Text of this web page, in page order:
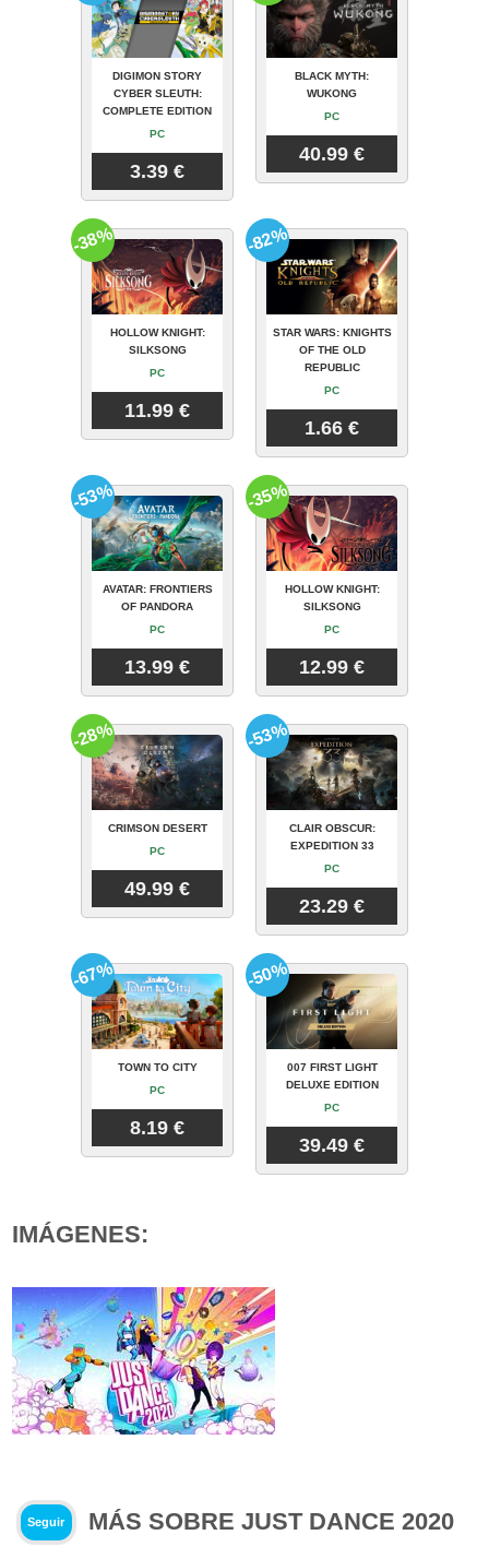
DIGIMON STORY
CYBER SLEUTH:
COMPLETE EDITION
PC
3.39 €
BLACK MYTH:
WUKONG
PC
40.99 €
HOLLOW KNIGHT:
SILKSONG
PC
11.99 €
-38%
STAR WARS: KNIGHTS
OF THE OLD
REPUBLIC
PC
1.66 €
-82%
AVATAR: FRONTIERS
OF PANDORA
PC
13.99 €
-53%
HOLLOW KNIGHT:
SILKSONG
PC
12.99 €
-35%
CRIMSON DESERT
PC
49.99 €
-28%
CLAIR OBSCUR:
EXPEDITION 33
PC
23.29 €
-53%
TOWN TO CITY
PC
8.19 €
-67%
007 FIRST LIGHT
DELUXE EDITION
PC
39.49 €
-50%
IMÁGENES:
Seguir MÁS SOBRE JUST DANCE 2020